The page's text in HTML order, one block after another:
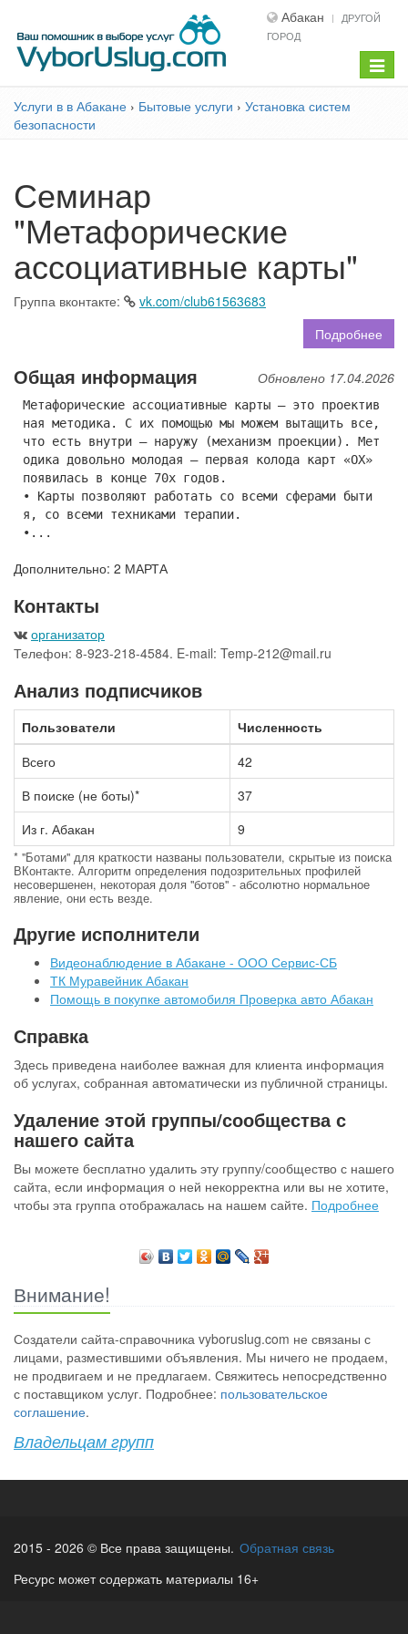
Абакан
ДРУГОЙ
ГОРОД
меню
Услуги в в Абакане › Бытовые услуги › Установка систем
безопасности
Семинар
"Метафорические
ассоциативные карты"
Группа вконтакте:
vk.com/club61563683
Подробнее
Общая информация Обновлено 17.04.2026
Метафорические ассоциативные карты – это проектив
ная методика. С их помощью мы можем вытащить все,
что есть внутри – наружу (механизм проекции). Мет
одика довольно молодая – первая колода карт «ОХ»
появилась в конце 70х годов.
• Карты позволяют работать со всеми сферами быти
я, со всеми техниками терапии.
•...
Дополнительно: 2 МАРТА
Контакты
организатор
Телефон: 8-923-218-4584. E-mail: Temp-212@mail.ru
Анализ подписчиков
Пользователи
Численность
Всего
42
В поиске (не боты)*
37
Из г. Абакан
9
* "Ботами" для краткости названы пользователи, скрытые из поиска
ВКонтакте. Алгоритм определения подозрительных профилей
несовершенен, некоторая доля "ботов" - абсолютно нормальное
явление, они есть везде.
Другие исполнители
Видеонаблюдение в Абакане - ООО Сервис-СБ
ТК Муравейник Абакан
Помощь в покупке автомобиля Проверка авто Абакан
Справка
Здесь приведена наиболее важная для клиента информация
об услугах, собранная автоматически из публичной страницы.
Удаление этой группы/сообщества с
нашего сайта
Вы можете бесплатно удалить эту группу/сообщество с нашего
сайта, если информация о ней некорректна или вы не хотите,
чтобы эта группа отображалась на нашем сайте. Подробнее
Внимание!
Создатели сайта-справочника vyboruslug.com не связаны с
лицами, разместившими объявления. Мы ничего не продаем,
не продвигаем и не предлагаем. Свяжитесь непосредственно
с поставщиком услуг. Подробнее: пользовательское
соглашение.
Владельцам групп
2015 - 2026 © Все права защищены. Обратная связь
Ресурс может содержать материалы 16+